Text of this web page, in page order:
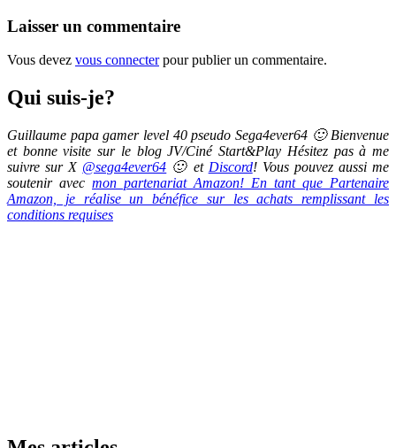
Laisser un commentaire
Vous devez vous connecterpour publier un commentaire.
Qui suis-je?
Guillaume papa gamer level 40 pseudo Sega4ever64 🙂 Bienvenue
et bonne visite sur le blog JV/Ciné Start&Play Hésitez pas à me
suivre sur X @sega4ever64 🙂 et Discord! Vous pouvez aussi me
soutenir avec mon partenariat Amazon! En tant que Partenaire
Amazon, je réalise un bénéfice sur les achats remplissant les
conditions requises